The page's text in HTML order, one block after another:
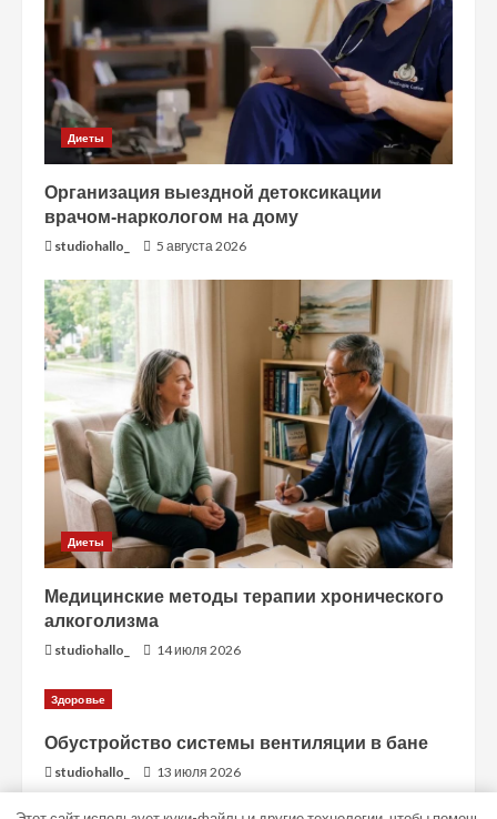
Диеты
Организация выездной детоксикации
врачом-наркологом на дому
studiohallo_ 5 августа 2026
Диеты
Медицинские методы терапии хронического
алкоголизма
studiohallo_ 14 июля 2026
Здоровье
Обустройство системы вентиляции в бане
studiohallo_ 13 июля 2026